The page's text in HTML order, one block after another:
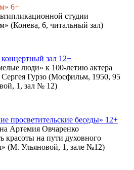
6+
студии
(Конева, 6, читальный зал)
зал 12+
люди» к 100-летию актера
Сергея Гурзо (Мосфильм, 1950, 95
1, зал № 12)
просветительские беседы» 12+
Артемия Овчаренко
красоты на пути духовного
(М. Ульяновой, 1, зале №12)